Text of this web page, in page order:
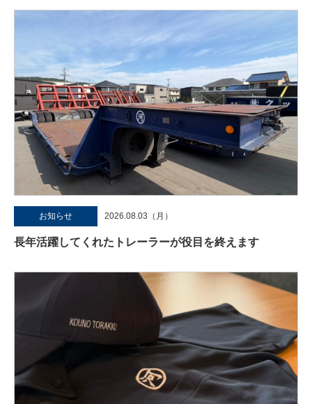
お知らせ 2026.08.03（月）
長年活躍してくれたトレーラーが役目を終えます